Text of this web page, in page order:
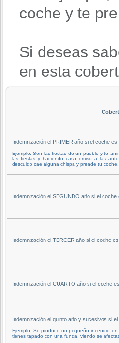
coche y te
Si deseas
en esta
Indemnización el PRIMER año si el coche es
Ejemplo: Son las fiestas de un pueblo y te
las fiestas y haciendo caso omiso a las
descuido cae alguna chispa y prende tu coche.
Indemnización el SEGUNDO año si el coche
Indemnización el TERCER año si el coche
Indemnización el CUARTO año si el coche
Indemnización el quinto año y sucesivos si
Ejemplo: Se produce un pequeño incendio
tienes tapado con una funda, viendo se